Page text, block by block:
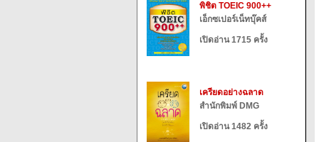
พิชิต TOEIC 900++
เอ็กซเปอร์เน็ทบุ๊คส์
เปิดอ่าน 1715 ครั้ง
เครียดอย่างฉลาด
สำนักพิมพ์ DMG
เปิดอ่าน 1482 ครั้ง